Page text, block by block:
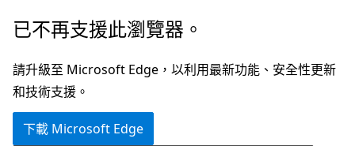
跳
主
要
內
跳
頁
面
內
已不再支援此瀏覽器。
請升級至 Microsoft Edge，以利用最新功能、安全性更新
和技術支援。
下載 Microsoft Edge